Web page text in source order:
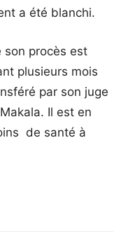
a été blanchi.
son procès est
plusieurs mois
par son juge
Il est en
de santé à